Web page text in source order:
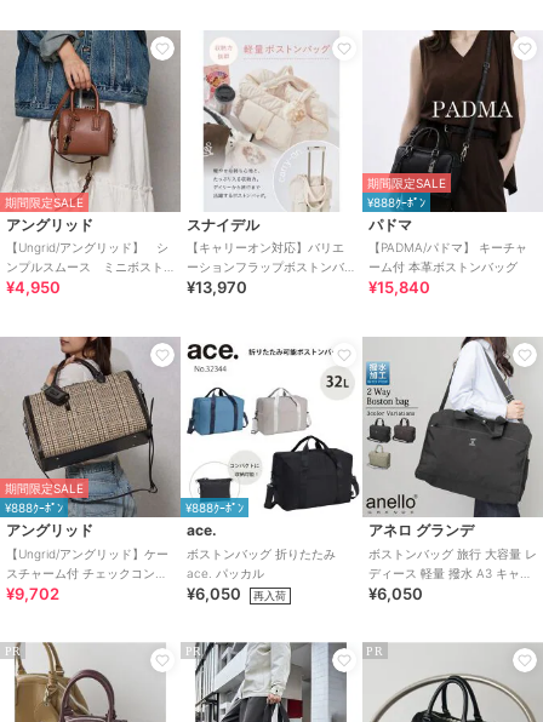
期間限定SALE
アングリッド
【Ungrid/アングリッド】 シ
ンプルスムース ミニボスト
ンバッグ
¥4,950
スナイデル
【キャリーオン対応】バリエ
ーションフラップボストンバ
ッグ
¥13,970
期間限定SALE
¥888ｸｰﾎﾟﾝ
パドマ
【PADMA/パドマ】 キーチャ
ーム付 本革ボストンバッグ
¥15,840
期間限定SALE
¥888ｸｰﾎﾟﾝ
アングリッド
【Ungrid/アングリッド】ケー
スチャーム付 チェックコンビ
キャリーオントラベルボスト
¥9,702
¥888ｸｰﾎﾟﾝ
ace.
ボストンバッグ 折りたたみ
ace. パッカル
¥6,050 再入荷
アネロ グランデ
ボストンバッグ 旅行 大容量 レ
ディース 軽量 撥水 A3 キャリ
ーオン 多収納 おしゃれ シンプ
¥6,050
PR PR PR